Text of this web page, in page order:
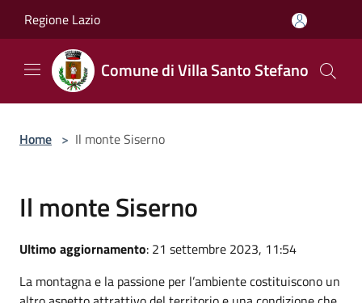
Regione Lazio
Comune di Villa Santo Stefano
Home > Il monte Siserno
Il monte Siserno
Ultimo aggiornamento: 21 settembre 2023, 11:54
La montagna e la passione per l’ambiente costituiscono un